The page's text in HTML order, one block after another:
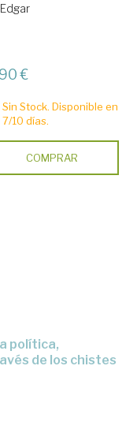
€
Sin Stock. Disponible en
7/10 días.
COMPRAR
de los chistes